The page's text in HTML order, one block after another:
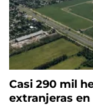
Casi 290 mil
extranjeras